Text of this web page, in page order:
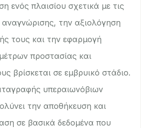
ενός πλαισίου σχετικά με τις
την αξιολόγηση
τους και την εφαρμογή
προστασίας και
βρίσκεται σε εμβρυικό στάδιο.
υπεραιωνόβιων
την αποθήκευση και
σε βασικά δεδομένα που